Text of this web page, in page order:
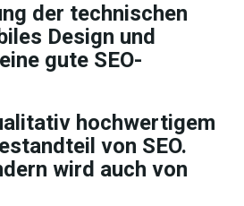
der technischen
Design und
gute SEO-
hochwertigem
von SEO.
wird auch von